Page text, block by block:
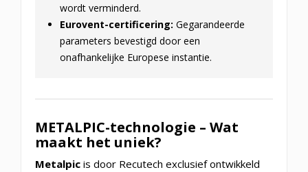
wordt verminderd.
Eurovent-certificering: Gegarandeerde
parameters bevestigd door een
onafhankelijke Europese instantie.
METALPIC-technologie – Wat
maakt het uniek?
Metalpic is door Recutech exclusief ontwikkeld